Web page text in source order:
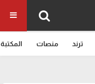
ترند منصات المكتبة